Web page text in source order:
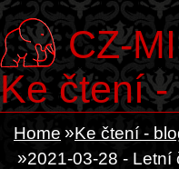
CZ-
Ke čtení -
Home Ke čtení -
2021-03-28 - Letní